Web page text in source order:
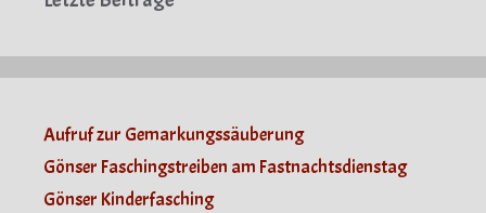
Aufruf zur Gemarkungssäuberung
Gönser Faschingstreiben am Fastnachtsdienstag
Gönser Kinderfasching